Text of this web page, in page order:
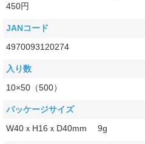
450円
JANコード
4970093120274
入り数
10×50（500）
パッケージサイズ
W40ｘH16ｘD40mm 9g